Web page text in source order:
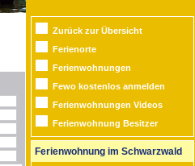
Zurück zur Übersicht
Ferienorte
Ferienwohnungen
Fewo kostenlos anmelden
Ferienwohnungen Videos
Ferienwohnung Besitzer
Ferienwohnung im Schwarzwald